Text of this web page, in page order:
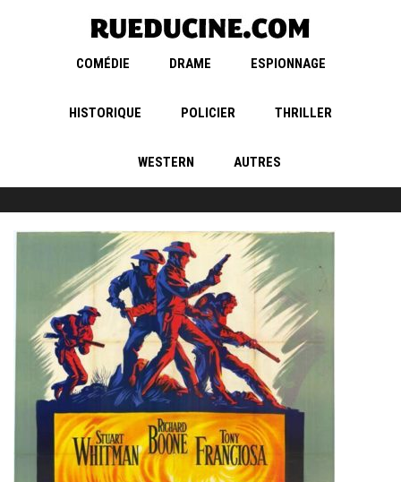
COMÉDIE DRAME ESPIONNAGE
HISTORIQUE POLICIER THRILLER
WESTERN AUTRES